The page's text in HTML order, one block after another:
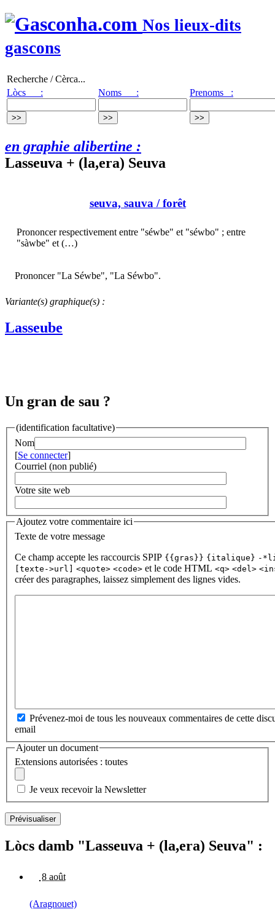
Nos lieux-dits
gascons
Recherche / Cèrca...
Lòcs :
Noms : Prenoms :
en graphie alibertine :
Lasseuva + (la,era) Seuva
seuva, sauva/ forêt
Prononcer respectivement entre "séwbe" et "séwbo" ; entre
"sàwbe" et (…)
Prononcer "La Séwbe", "La Séwbo".
Variante(s) graphique(s) :
Lasseube
Un gran de sau ?
(identification facultative)
Nom
[Se connecter]
Courriel (non publié)
Votre site web
Ajoutez votre commentaire ici
Texte de votre message
Ce champ accepte les raccourcis SPIP {{gras}} {italique} -
[texte->url] <quote> <code> et le code HTML <q> <del>
créer des paragraphes, laissez simplement des lignes vides.
Prévenez-moi de tous les nouveaux commentaires de cette
email
Ajouter un document
Extensions autorisées : toutes
Je veux recevoir la Newsletter
Lòcs damb "Lasseuva + (la,era) Seuva" :
8 août
(Aragnouet)